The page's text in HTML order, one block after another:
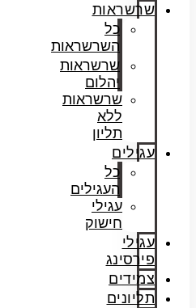
שרשראות
כל
השרשראות
שרשראות
יהלום
שרשראות
ללא
תליון
עגילים
כל
העגילים
עגילי
חישוק
עגילי
פירסינג
צמידים
תליונים